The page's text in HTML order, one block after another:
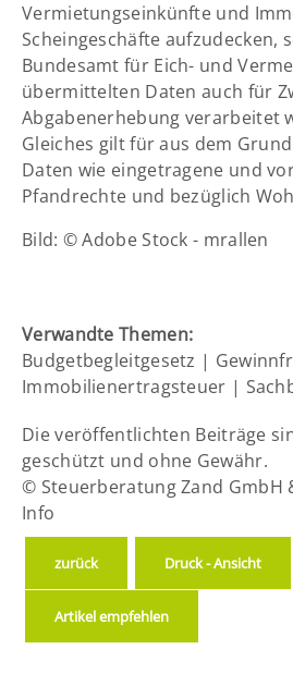
Vermietungseinkünfte und
Scheingeschäfte aufzudecken,
Bundesamt für Eich- und
übermittelten Daten auch für
Abgabenerhebung verarbeitet
Gleiches gilt für aus dem
Daten wie eingetragene und
Pfandrechte und bezüglich
Bild: © Adobe Stock - mrallen
Verwandte Themen:
Budgetbegleitgesetz |
Immobilienertragsteuer |
Die veröffentlichten Beiträge
geschützt und ohne Gewähr.
© Steuerberatung Zand GmbH
Info
zurück Druck - Ansicht
Artikel empfehlen